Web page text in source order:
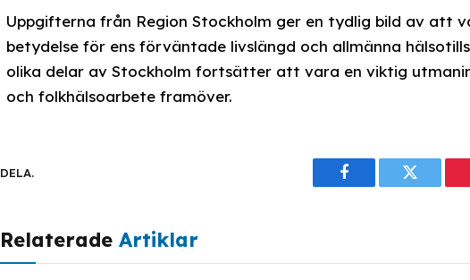
Uppgifterna från Region Stockholm ger en tydlig bild av att
betydelse för ens förväntade livslängd och allmänna
olika delar av Stockholm fortsätter att vara en viktig
och folkhälsoarbete framöver.
DELA.
FacebookTwitter
Relaterade Artiklar